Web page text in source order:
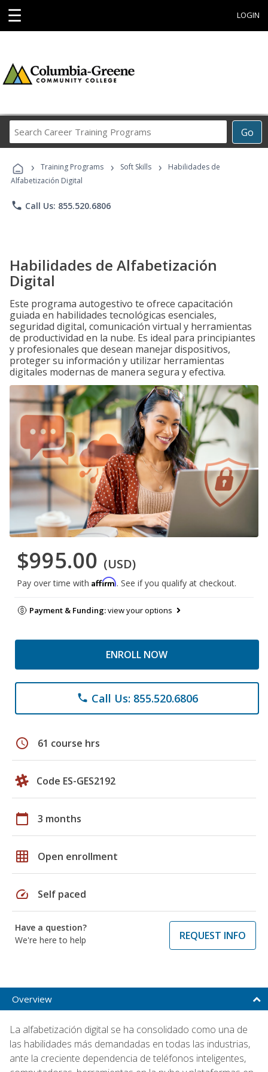
☰ LOGIN
Go
Career
Programs
› Training Programs › Soft Skills ›
Habilidades de
Alfabetización Digital
phone Call Us: 855.520.6806
Habilidades de Alfabetización
Digital
Este programa autogestivo te ofrece capacitación
guiada en habilidades tecnológicas esenciales,
seguridad digital, comunicación virtual y herramientas
de productividad en la nube. Es ideal para principiantes
y profesionales que desean manejar dispositivos,
proteger su información y utilizar herramientas
digitales modernas de manera segura y efectiva.
$995.00 (USD)
Pay over time with Affirm. See if you qualify at checkout.
Payment & Funding:view your options
ENROLL NOW
phone Call Us: 855.520.6806
schedule 61 course hrs
Code ES-GES2192
calendar_today 3 months
grid_on Open enrollment
speed Self paced
Have a question?
We're here to help
REQUEST INFO
Overview
La alfabetización digital se ha consolidado como una de
las habilidades más demandadas en todas las industrias,
ante la creciente dependencia de teléfonos inteligentes,